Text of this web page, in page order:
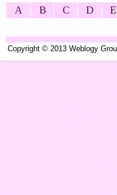
A B C D E
Copyright © 2013 Weblogy